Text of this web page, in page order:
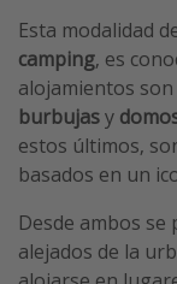
Más temas
Trabajar en el
Cruceros por el
Hoteles más hot
Guía de equipaje
Parques de
Viaja con
Esta modalidad
camping, es
alojamientos
burbujasy
estos últimos,
basados en un
Desde ambos
alejados de la